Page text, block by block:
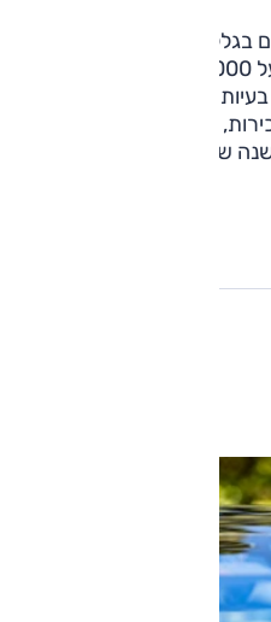
בעולם בגלל האסון, אבל עד סוף
אבל בעיות האספקה עברו. באירופה
שהפסדנו 40,000 מכירות, אבל בכל זאת השנה